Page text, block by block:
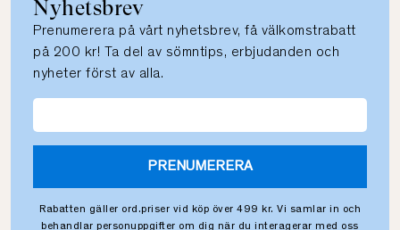
Nyhetsbrev
Prenumerera på vårt nyhetsbrev, få välkomstrabatt
på 200 kr! Ta del av sömntips, erbjudanden och
nyheter först av alla.
PRENUMERERA
Rabatten gäller ord.priser vid köp över 499 kr. Vi samlar in och
behandlar personuppgifter om dig när du interagerar med oss